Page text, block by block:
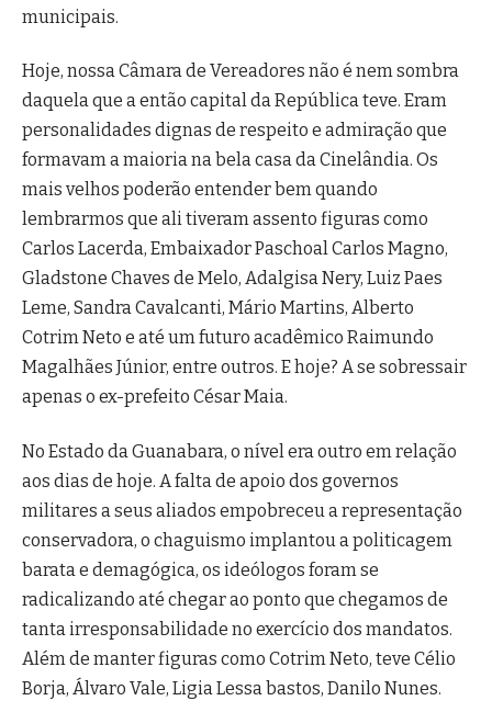
municipais.
Hoje, nossa Câmara de Vereadores não é nem sombra
daquela que a então capital da República teve. Eram
personalidades dignas de respeito e admiração que
formavam a maioria na bela casa da Cinelândia. Os
mais velhos poderão entender bem quando
lembrarmos que ali tiveram assento figuras como
Carlos Lacerda, Embaixador Paschoal Carlos Magno,
Gladstone Chaves de Melo, Adalgisa Nery, Luiz Paes
Leme, Sandra Cavalcanti, Mário Martins, Alberto
Cotrim Neto e até um futuro acadêmico Raimundo
Magalhães Júnior, entre outros. E hoje? A se sobressair
apenas o ex-prefeito César Maia.
No Estado da Guanabara, o nível era outro em relação
aos dias de hoje. A falta de apoio dos governos
militares a seus aliados empobreceu a representação
conservadora, o chaguismo implantou a politicagem
barata e demagógica, os ideólogos foram se
radicalizando até chegar ao ponto que chegamos de
tanta irresponsabilidade no exercício dos mandatos.
Além de manter figuras como Cotrim Neto, teve Célio
Borja, Álvaro Vale, Ligia Lessa bastos, Danilo Nunes.